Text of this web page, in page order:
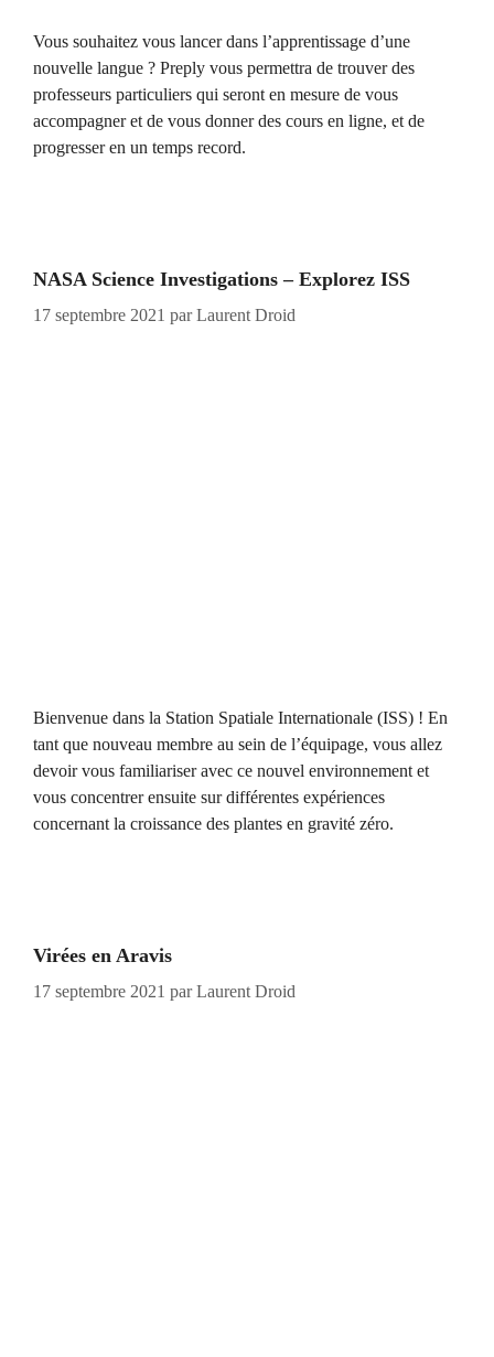
Vous souhaitez vous lancer dans l’apprentissage d’une
nouvelle langue ? Preply vous permettra de trouver des
professeurs particuliers qui seront en mesure de vous
accompagner et de vous donner des cours en ligne, et de
progresser en un temps record.
NASA Science Investigations – Explorez ISS
17 septembre 2021 parLaurent Droid
Bienvenue dans la Station Spatiale Internationale (ISS) ! En
tant que nouveau membre au sein de l’équipage, vous allez
devoir vous familiariser avec ce nouvel environnement et
vous concentrer ensuite sur différentes expériences
concernant la croissance des plantes en gravité zéro.
Virées en Aravis
17 septembre 2021 parLaurent Droid